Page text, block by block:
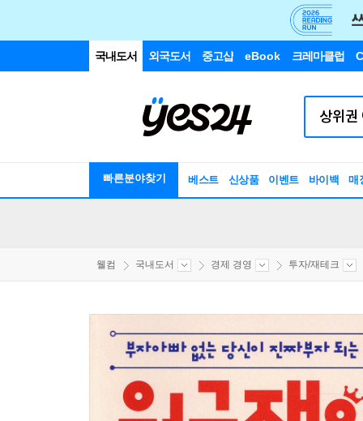
국내도서 외국도서 중고샵 eBook 크레마클럽
빠른분야찾기 베스트 신상품 이벤트 바이백 매
웰컴 국내도서 경제 경영 투자/재테크